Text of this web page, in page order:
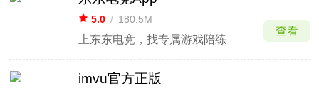
5.0 / 180.5M
上东东电竞，找专属游戏陪练
查看
imvu官方正版